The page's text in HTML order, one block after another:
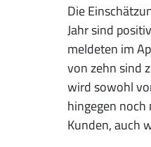
Die
Jahr sind
meldeten im
von zehn sind
wird sowohl
hingegen
Kunden, auch